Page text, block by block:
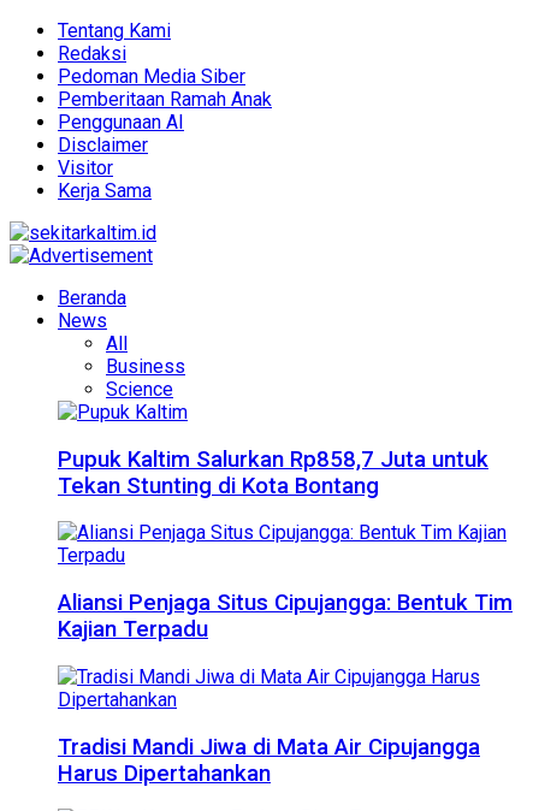
Tentang Kami
Redaksi
Pedoman Media Siber
Pemberitaan Ramah Anak
Penggunaan AI
Disclaimer
Visitor
Kerja Sama
Beranda
News
All
Business
Science
Pupuk Kaltim Salurkan Rp858,7 Juta untuk
Tekan Stunting di Kota Bontang
Aliansi Penjaga Situs Cipujangga: Bentuk Tim
Kajian Terpadu
Tradisi Mandi Jiwa di Mata Air Cipujangga
Harus Dipertahankan